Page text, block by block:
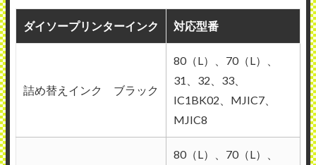
ダイソープリンターインク 対応型番
詰め替えインク ブラック
80（L）、70（L）、
31、32、33、
IC1BK02、MJIC7、
MJIC8
80（L）、70（L）、